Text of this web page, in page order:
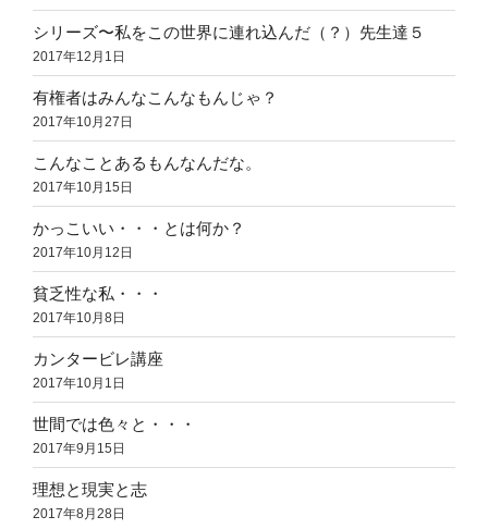
シリーズ〜私をこの世界に連れ込んだ（？）先生達５
2017年12月1日
有権者はみんなこんなもんじゃ？
2017年10月27日
こんなことあるもんなんだな。
2017年10月15日
かっこいい・・・とは何か？
2017年10月12日
貧乏性な私・・・
2017年10月8日
カンタービレ講座
2017年10月1日
世間では色々と・・・
2017年9月15日
理想と現実と志
2017年8月28日